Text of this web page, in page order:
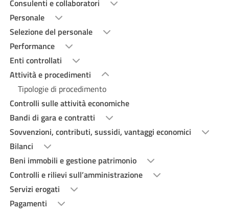
Consulenti e collaboratori
Personale
Selezione del personale
Performance
Enti controllati
Attività e procedimenti
Tipologie di procedimento
Controlli sulle attività economiche
Bandi di gara e contratti
Sovvenzioni, contributi, sussidi, vantaggi economici
Bilanci
Beni immobili e gestione patrimonio
Controlli e rilievi sull’amministrazione
Servizi erogati
Pagamenti